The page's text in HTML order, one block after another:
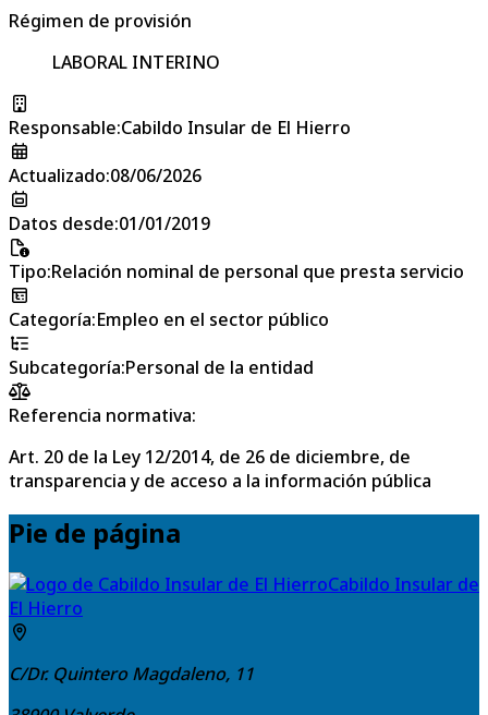
Régimen de provisión
LABORAL INTERINO
Responsable:Cabildo Insular de El Hierro
Actualizado:08/06/2026
Datos desde:01/01/2019
Tipo:Relación nominal de personal que presta servicio
Categoría:Empleo en el sector público
Subcategoría:Personal de la entidad
Referencia normativa:
Art. 20 de la Ley 12/2014, de 26 de diciembre, de
transparencia y de acceso a la información pública
Pie de página
Cabildo Insular de
El Hierro
C/Dr. Quintero Magdaleno, 11